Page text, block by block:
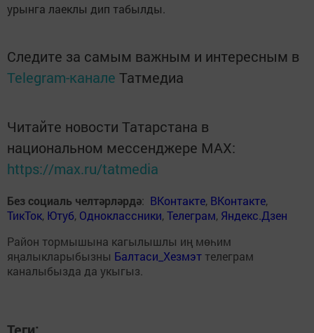
урынга лаеклы дип табылды.
Следите за самым важным и интересным в
Telegram-канале Татмедиа
Читайте новости Татарстана в
национальном мессенджере MАХ:
https://max.ru/tatmedia
Без социаль челтәрләрдә: ВКонтакте, ВКонтакте,
ТикТок, Ютуб, Одноклассники,Телеграм, Яндекс.Дзен
Район тормышына кагылышлы иң мөһим
яңалыкларыбызны Балтаси_Хезмэт телеграм
каналыбызда да укыгыз.